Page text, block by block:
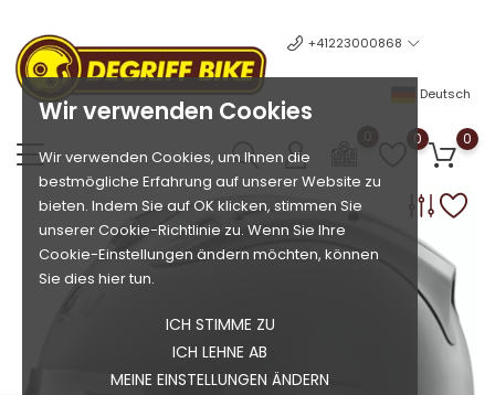
Wir verwenden Cookies
Wir verwenden Cookies, um Ihnen die
bestmögliche Erfahrung auf unserer Website zu
bieten. Indem Sie auf OK klicken, stimmen Sie
unserer Cookie-Richtlinie zu. Wenn Sie Ihre
Cookie-Einstellungen ändern möchten, können
Sie dies hier tun.
ICH STIMME ZU
ICH LEHNE AB
MEINE EINSTELLUNGEN ÄNDERN
+41223000868
Deutsch
0 0